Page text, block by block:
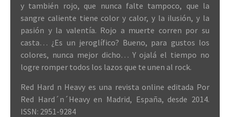
y también rojo, que nunca falte tampoco, que la
sangre caliente tiene color y calor, y la ilusión, y la
pasión y la valentía. Rojo a muerte corren por su
casta… ¿Es un jeroglífico? Bueno, para gustos los
colores, nunca mejor dicho… Y ojalá el tiempo no
logre romper todos los lazos que te unen al rock.
Red Hard n Heavy es una revista online editada Por
Red Hard´n´Heavy en Madrid, España, desde 2014.
ISSN: 2951-9284